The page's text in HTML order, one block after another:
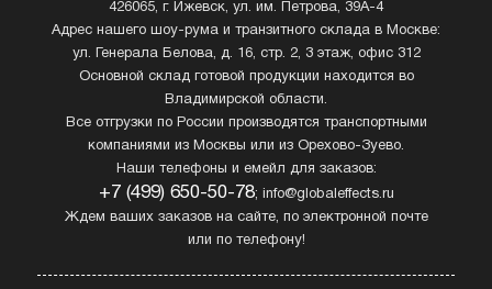
426065, г. Ижевск, ул. им. Петрова, 39А-4
Адрес нашего шоу-рума и транзитного склада в Москве:
ул. Генерала Белова, д. 16, стр. 2, 3 этаж, офис 312
Основной склад готовой продукции находится во
Владимирской области.
Все отгрузки по России производятся транспортными
компаниями из Москвы или из Орехово-Зуево.
Наши телефоны и емейл для заказов:
+7 (499) 650-50-78; info@globaleffects.ru
Ждем ваших заказов на сайте, по электронной почте
или по телефону!